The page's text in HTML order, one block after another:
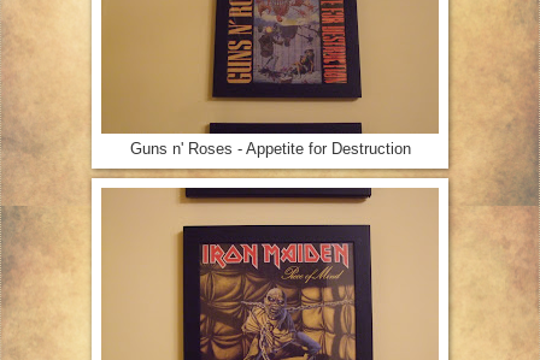
Guns n' Roses - Appetite for Destruction